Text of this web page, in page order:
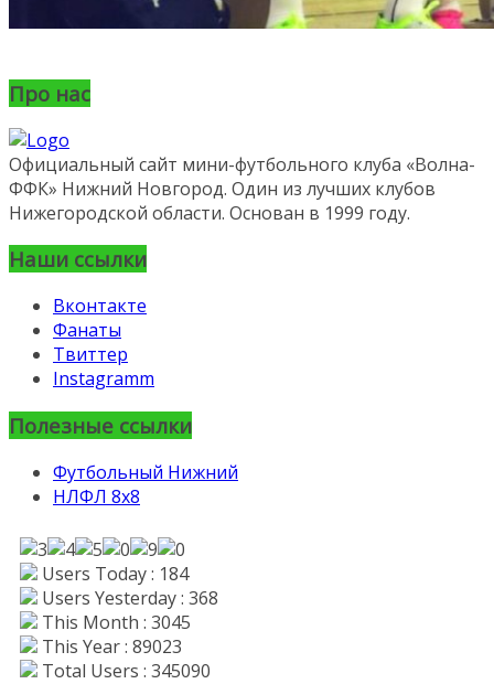
Про нас
Официальный сайт мини-футбольного клуба «Волна-
ФФК» Нижний Новгород. Один из лучших клубов
Нижегородской области. Основан в 1999 году.
Наши ссылки
Вконтакте
Фанаты
Твиттер
Instagramm
Полезные ссылки
Футбольный Нижний
НЛФЛ 8х8
Users Today : 184
Users Yesterday : 368
This Month : 3045
This Year : 89023
Total Users : 345090